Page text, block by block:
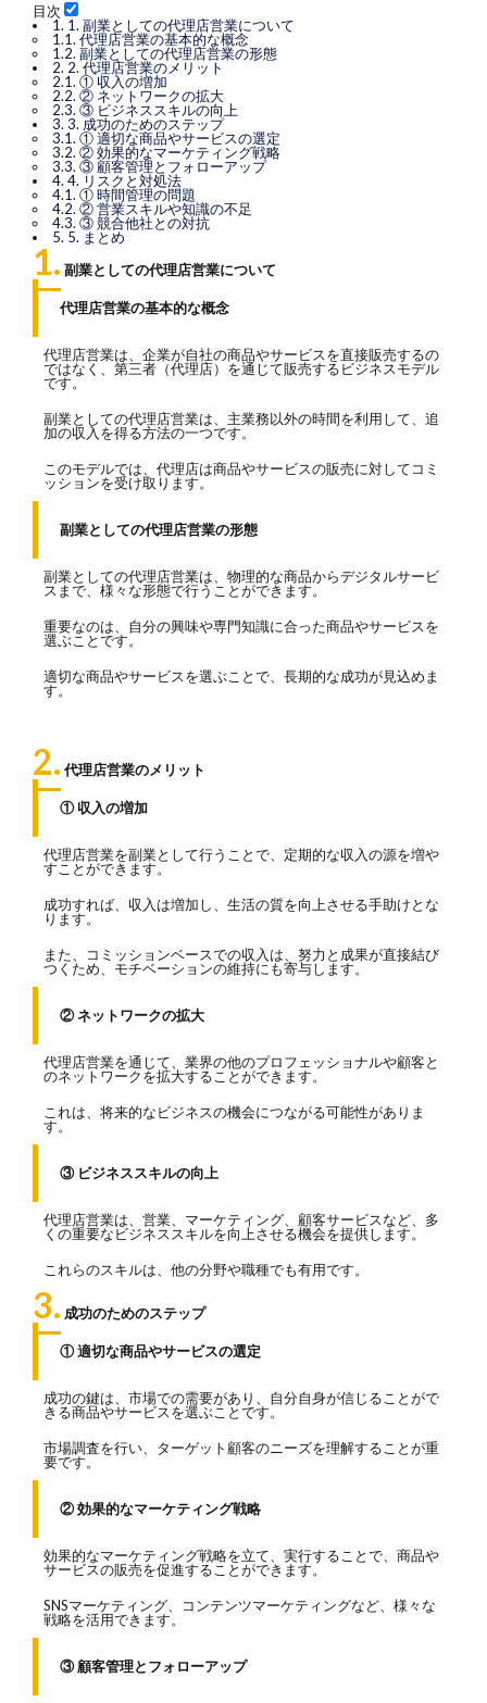
目次
1. 1. 副業としての代理店営業について
1.1. 代理店営業の基本的な概念
1.2. 副業としての代理店営業の形態
2. 2. 代理店営業のメリット
2.1. ① 収入の増加
2.2. ② ネットワークの拡大
2.3. ③ ビジネススキルの向上
3. 3. 成功のためのステップ
3.1. ① 適切な商品やサービスの選定
3.2. ② 効果的なマーケティング戦略
3.3. ③ 顧客管理とフォローアップ
4. 4. リスクと対処法
4.1. ① 時間管理の問題
4.2. ② 営業スキルや知識の不足
4.3. ③ 競合他社との対抗
5. 5. まとめ
1. 副業としての代理店営業について
代理店営業の基本的な概念
代理店営業は、企業が自社の商品やサービスを直接販売するの
ではなく、第三者（代理店）を通じて販売するビジネスモデル
です。
副業としての代理店営業は、主業務以外の時間を利用して、追
加の収入を得る方法の一つです。
このモデルでは、代理店は商品やサービスの販売に対してコミ
ッションを受け取ります。
副業としての代理店営業の形態
副業としての代理店営業は、物理的な商品からデジタルサービ
スまで、様々な形態で行うことができます。
重要なのは、自分の興味や専門知識に合った商品やサービスを
選ぶことです。
適切な商品やサービスを選ぶことで、長期的な成功が見込めま
す。
2. 代理店営業のメリット
① 収入の増加
代理店営業を副業として行うことで、定期的な収入の源を増や
すことができます。
成功すれば、収入は増加し、生活の質を向上させる手助けとな
ります。
また、コミッションベースでの収入は、努力と成果が直接結び
つくため、モチベーションの維持にも寄与します。
② ネットワークの拡大
代理店営業を通じて、業界の他のプロフェッショナルや顧客と
のネットワークを拡大することができます。
これは、将来的なビジネスの機会につながる可能性がありま
す。
③ ビジネススキルの向上
代理店営業は、営業、マーケティング、顧客サービスなど、多
くの重要なビジネススキルを向上させる機会を提供します。
これらのスキルは、他の分野や職種でも有用です。
3. 成功のためのステップ
① 適切な商品やサービスの選定
成功の鍵は、市場での需要があり、自分自身が信じることがで
きる商品やサービスを選ぶことです。
市場調査を行い、ターゲット顧客のニーズを理解することが重
要です。
② 効果的なマーケティング戦略
効果的なマーケティング戦略を立て、実行することで、商品や
サービスの販売を促進することができます。
SNSマーケティング、コンテンツマーケティングなど、様々な
戦略を活用できます。
③ 顧客管理とフォローアップ